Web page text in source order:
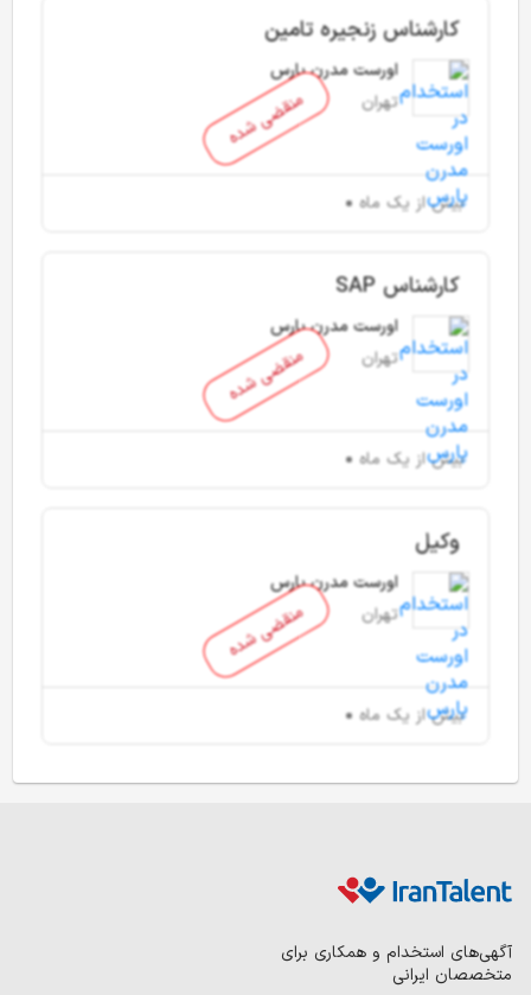
منقضی شده
کارشناس زنجیره تامین
اورست مدرن پارس
تهران
بیش از یک ماه
منقضی شده
کارشناس SAP
اورست مدرن پارس
تهران
بیش از یک ماه
منقضی شده
وکیل
اورست مدرن پارس
تهران
بیش از یک ماه
آگهی‌های استخدام و همکاری برای
متخصصان ایرانی